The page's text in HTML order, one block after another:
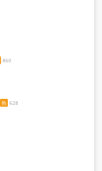
860
热 628